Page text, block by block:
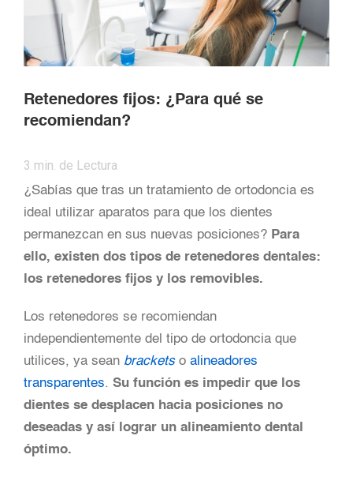
Retenedores fijos: ¿Para qué se
recomiendan?
3 min. de Lectura
¿Sabías que tras un tratamiento de ortodoncia es
ideal utilizar aparatos para que los dientes
permanezcan en sus nuevas posiciones? Para
ello, existen dos tipos de retenedores dentales:
los retenedores fijos y los removibles.
Los retenedores se recomiendan
independientemente del tipo de ortodoncia que
utilices, ya sean bracketso alineadores
transparentes. Su función es impedir que los
dientes se desplacen hacia posiciones no
deseadas y así lograr un alineamiento dental
óptimo.